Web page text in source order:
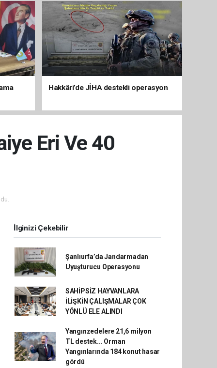
Hakkâri’de JİHA destekli operasyon
Eri Ve 40
İlginizi Çekebilir
Şanlıurfa’da Jandarmadan
Uyuşturucu Operasyonu
SAHİPSİZ HAYVANLARA
İLİŞKİN ÇALIŞMALAR ÇOK
YÖNLÜ ELE ALINDI
Yangınzedelere 21,6 milyon
TL destek... Orman
Yangınlarında 184 konut hasar
gördü